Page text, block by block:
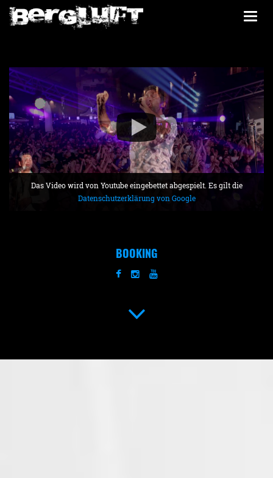
Das Video wird von Youtube eingebettet abgespielt. Es gilt die
Datenschutzerklärung von Google
BOOKING